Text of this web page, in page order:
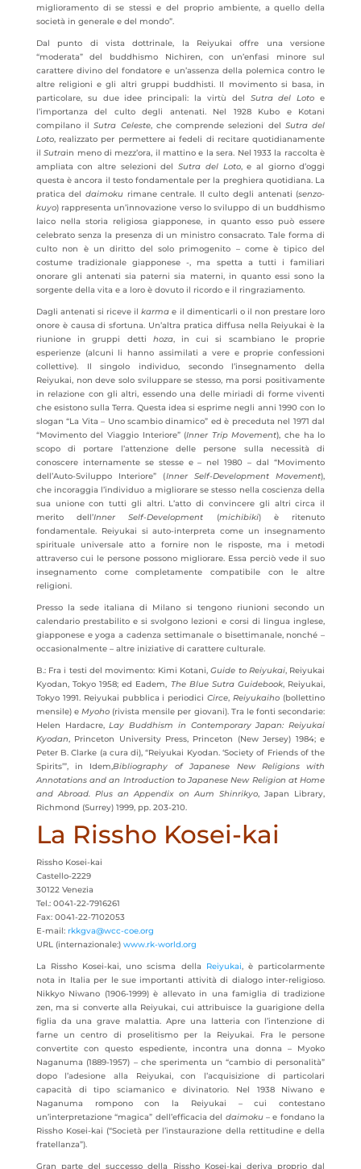
miglioramento di se stessi e del proprio ambiente, a quello della
società in generale e del mondo”.
Dal punto di vista dottrinale, la Reiyukai offre una versione
“moderata” del buddhismo Nichiren, con un’enfasi minore sul
carattere divino del fondatore e un’assenza della polemica contro le
altre religioni e gli altri gruppi buddhisti. Il movimento si basa, in
particolare, su due idee principali: la virtù del Sutra del Lotoe
l’importanza del culto degli antenati. Nel 1928 Kubo e Kotani
compilano ilSutra Celeste, che comprende selezioni del Sutra del
Loto, realizzato per permettere ai fedeli di recitare quotidianamente
ilSutrain meno di mezz’ora, il mattino e la sera. Nel 1933 la raccolta è
ampliata con altre selezioni delSutra del Loto, e al giorno d’oggi
questa è ancora il testo fondamentale per la preghiera quotidiana. La
pratica del daimoku rimane centrale. Il culto degli antenati (senzo-
kuyo) rappresenta un’innovazione verso lo sviluppo di un buddhismo
laico nella storia religiosa giapponese, in quanto esso può essere
celebrato senza la presenza di un ministro consacrato. Tale forma di
culto non è un diritto del solo primogenito – come è tipico del
costume tradizionale giapponese -, ma spetta a tutti i familiari
onorare gli antenati sia paterni sia materni, in quanto essi sono la
sorgente della vita e a loro è dovuto il ricordo e il ringraziamento.
Dagli antenati si riceve ilkarma e il dimenticarli o il non prestare loro
onore è causa di sfortuna. Un’altra pratica diffusa nella Reiyukai è la
riunione in gruppi detti hoza, in cui si scambiano le proprie
esperienze (alcuni li hanno assimilati a vere e proprie confessioni
collettive). Il singolo individuo, secondo l’insegnamento della
Reiyukai, non deve solo sviluppare se stesso, ma porsi positivamente
in relazione con gli altri, essendo una delle miriadi di forme viventi
che esistono sulla Terra. Questa idea si esprime negli anni 1990 con lo
slogan “La Vita – Uno scambio dinamico” ed è preceduta nel 1971 dal
“Movimento del Viaggio Interiore” (Inner Trip Movement), che ha lo
scopo di portare l’attenzione delle persone sulla necessità di
conoscere internamente se stesse e – nel 1980 – dal “Movimento
dell’Auto-Sviluppo Interiore” (Inner Self-Development Movement),
che incoraggia l’individuo a migliorare se stesso nella coscienza della
sua unione con tutti gli altri. L’atto di convincere gli altri circa il
merito dell’Inner Self-Development (michibiki) è ritenuto
fondamentale. Reiyukai si auto-interpreta come un insegnamento
spirituale universale atto a fornire non le risposte, ma i metodi
attraverso cui le persone possono migliorare. Essa perciò vede il suo
insegnamento come completamente compatibile con le altre
religioni.
Presso la sede italiana di Milano si tengono riunioni secondo un
calendario prestabilito e si svolgono lezioni e corsi di lingua inglese,
giapponese e yoga a cadenza settimanale o bisettimanale, nonché –
occasionalmente – altre iniziative di carattere culturale.
B.: Fra i testi del movimento: Kimi Kotani,Guide to Reiyukai, Reiyukai
Kyodan, Tokyo 1958; ed Eadem, The Blue Sutra Guidebook, Reiyukai,
Tokyo 1991. Reiyukai pubblica i periodiciCirce,Reiyukaiho (bollettino
mensile) eMyoho (rivista mensile per giovani). Tra le fonti secondarie:
Helen Hardacre,Lay Buddhism in Contemporary Japan: Reiyukai
Kyodan, Princeton University Press, Princeton (New Jersey) 1984; e
Peter B. Clarke (a cura di), “Reiyukai Kyodan. ‘Society of Friends of the
Spirits’”, in Idem,Bibliography of Japanese New Religions with
Annotations and an Introduction to Japanese New Religion at Home
and Abroad. Plus an Appendix on Aum Shinrikyo, Japan Library,
Richmond (Surrey) 1999, pp. 203-210.
La Rissho Kosei-kai
Rissho Kosei-kai
Castello-2229
30122 Venezia
Tel.: 0041-22-7916261
Fax: 0041-22-7102053
E-mail: rkkgva@wcc-coe.org
URL (internazionale:) www.rk-world.org
La Rissho Kosei-kai, uno scisma della Reiyukai, è particolarmente
nota in Italia per le sue importanti attività di dialogo inter-religioso.
Nikkyo Niwano (1906-1999) è allevato in una famiglia di tradizione
zen, ma si converte alla Reiyukai, cui attribuisce la guarigione della
figlia da una grave malattia. Apre una latteria con l’intenzione di
farne un centro di proselitismo per la Reiyukai. Fra le persone
convertite con questo espediente, incontra una donna – Myoko
Naganuma (1889-1957) – che sperimenta un “cambio di personalità”
dopo l’adesione alla Reiyukai, con l’acquisizione di particolari
capacità di tipo sciamanico e divinatorio. Nel 1938 Niwano e
Naganuma rompono con la Reiyukai – cui contestano
un’interpretazione “magica” dell’efficacia del daimoku– e fondano la
Rissho Kosei-kai (“Società per l’instaurazione della rettitudine e della
fratellanza”).
Gran parte del successo della Rissho Kosei-kai deriva proprio dal